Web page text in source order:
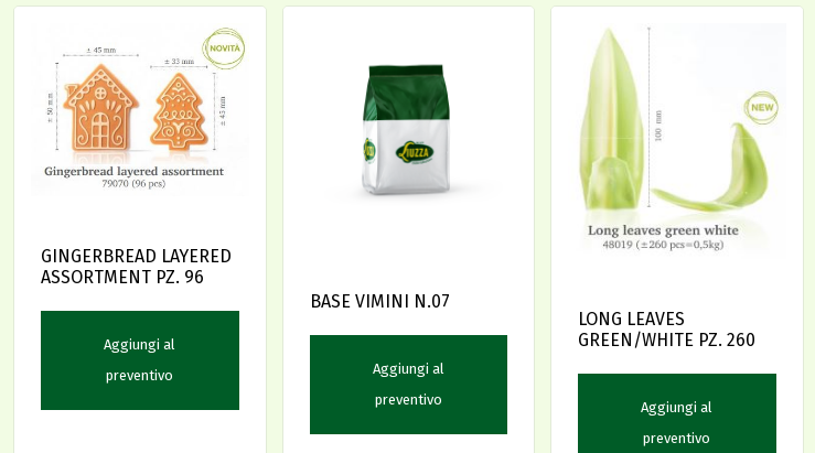
GINGERBREAD LAYERED
ASSORTMENT PZ. 96
Aggiungi al
preventivo
BASE VIMINI N.07
Aggiungi al
preventivo
LONG LEAVES
GREEN/WHITE PZ. 260
Aggiungi al
preventivo